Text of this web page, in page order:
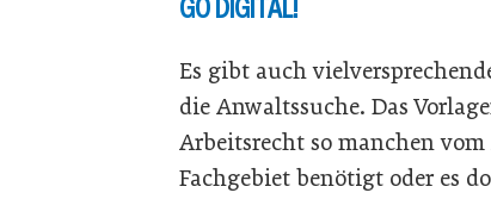
GO DIGITAL!
Es gibt auch
die Anwaltssuche. Das
Arbeitsrecht so manchen
Fachgebiet benötigt oder es